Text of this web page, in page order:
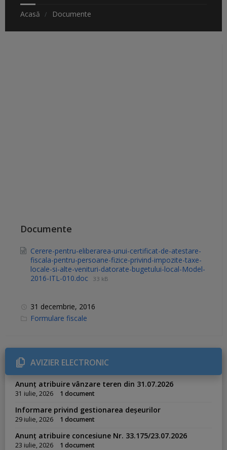
Acasă Documente
Documente
Cerere-pentru-eliberarea-unui-certificat-de-atestare-
fiscala-pentru-persoane-fizice-privind-impozite-taxe-
locale-si-alte-venituri-datorate-bugetului-local-Model-
2016-ITL-010.doc
33 kB
31 decembrie, 2016
C
r
i
e
s
Formulare fiscale
AVIZIER ELECTRONIC
Anunț atribuire vânzare teren din 31.07.2026
31 iulie, 2026 1 document
Informare privind gestionarea deșeurilor
29 iulie, 2026 1 document
Anunț atribuire concesiune Nr. 33.175/23.07.2026
23 iulie, 2026 1 document